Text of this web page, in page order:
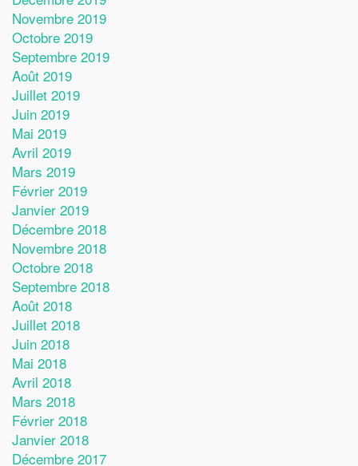
Novembre 2019
Octobre 2019
Septembre 2019
Août 2019
Juillet 2019
Juin 2019
Mai 2019
Avril 2019
Mars 2019
Février 2019
Janvier 2019
Décembre 2018
Novembre 2018
Octobre 2018
Septembre 2018
Août 2018
Juillet 2018
Juin 2018
Mai 2018
Avril 2018
Mars 2018
Février 2018
Janvier 2018
Décembre 2017